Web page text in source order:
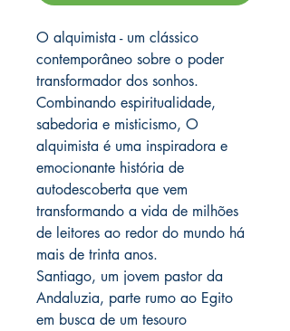
O alquimista - um clássico
contemporâneo sobre o poder
transformador dos sonhos.
Combinando espiritualidade,
sabedoria e misticismo, O
alquimista é uma inspiradora e
emocionante história de
autodescoberta que vem
transformando a vida de milhões
de leitores ao redor do mundo há
mais de trinta anos.
Santiago, um jovem pastor da
Andaluzia, parte rumo ao Egito
em busca de um tesouro